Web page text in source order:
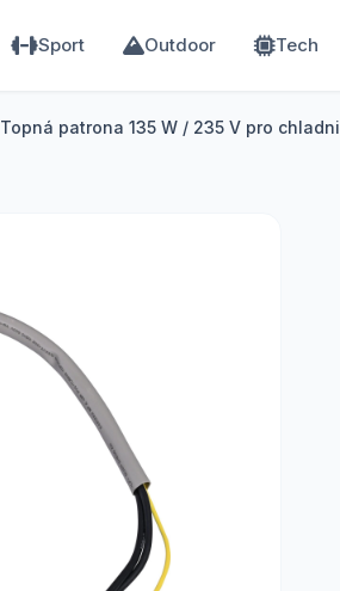
Sport Outdoor Tech
Topná patrona 135 W / 235 V pro